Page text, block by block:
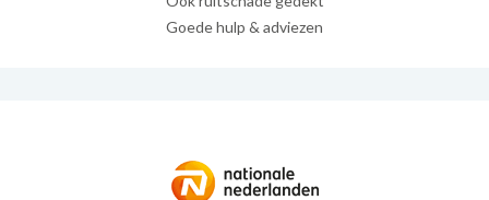
Goede hulp & adviezen